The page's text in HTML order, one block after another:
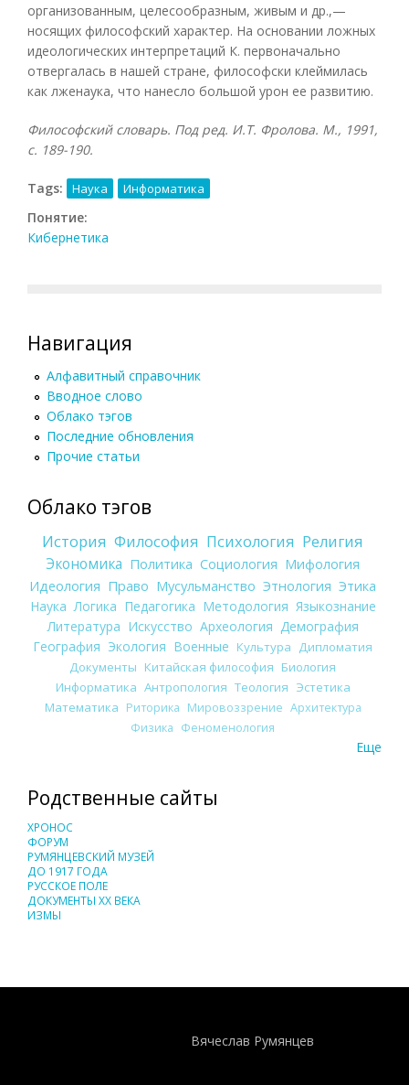
организованным, целесообразным, живым и др.,—
носящих философский характер. На основании ложных
идеологических интерпретаций К. первоначально
отвергалась в нашей стране, философски клеймилась
как лженаука, что нанесло большой урон ее развитию.
Философский словарь. Под ред. И.Т. Фролова. М., 1991,
с. 189-190.
Tags: Наука Информатика
Понятие:
Кибернетика
Навигация
Алфавитный справочник
Вводное слово
Облако тэгов
Последние обновления
Прочие статьи
Облако тэгов
История Философия Психология Религия
Экономика Политика Социология Мифология
Идеология Право Мусульманство Этнология Этика
Наука Логика Педагогика Методология Языкознание
Литература Искусство Археология Демография
География Экология Военные Культура
Дипломатия
Документы Китайская философия Биология
Информатика Антропология Теология Эстетика
Математика Риторика Мировоззрение Архитектура
Физика Феноменология
Еще
Родственные сайты
ХРОНОС
ФОРУМ
РУМЯНЦЕВСКИЙ МУЗЕЙ
ДО 1917 ГОДА
РУССКОЕ ПОЛЕ
ДОКУМЕНТЫ XX ВЕКА
ИЗМЫ
Вячеслав Румянцев